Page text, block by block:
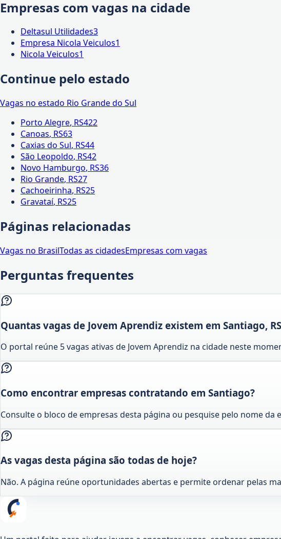
Empresas com vagas na cidade
Deltasul Utilidades3
Empresa Nicola Veiculos1
Nicola Veiculos1
Continue pelo estado
Vagas no estado Rio Grande do Sul
Porto Alegre, RS422
Canoas, RS63
Caxias do Sul, RS44
São Leopoldo, RS42
Novo Hamburgo, RS36
Rio Grande, RS27
Cachoeirinha, RS25
Gravataí, RS25
Páginas relacionadas
Vagas no BrasilTodas as cidadesEmpresas com vagas
Perguntas frequentes
Quantas vagas de Jovem Aprendiz existem em Santiago,
O portal reúne 5 vagas ativas de Jovem Aprendiz na cidade neste
Como encontrar empresas contratando em Santiago?
Consulte o bloco de empresas desta página ou pesquise pelo nome
As vagas desta página são todas de hoje?
Não. A página reúne oportunidades abertas e permite ordenar pelas